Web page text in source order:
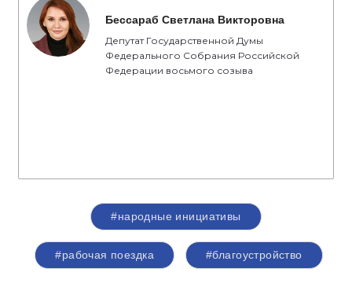
Бессараб Светлана Викторовна
Депутат Государственной Думы
Федерального Собрания Российской
Федерации восьмого созыва
#народные инициативы
#рабочая поездка #благоустройство